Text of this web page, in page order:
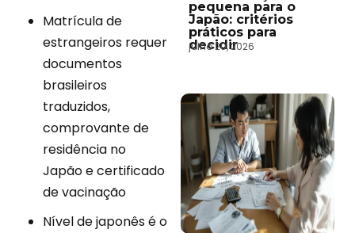
Matrícula de
estrangeiros requer
documentos
brasileiros
traduzidos,
comprovante de
residência no
Japão e certificado
de vacinação
Nível de japonês é o
pequena para o
Japão: critérios
práticos para
decidir
julho 20, 2026